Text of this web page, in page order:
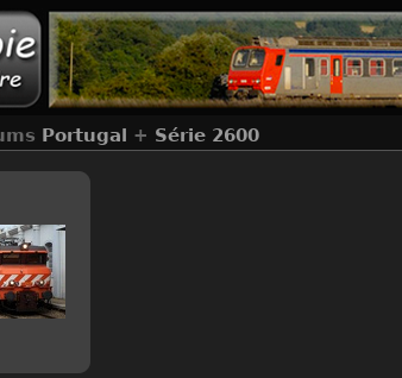
Portugal + Série 2600